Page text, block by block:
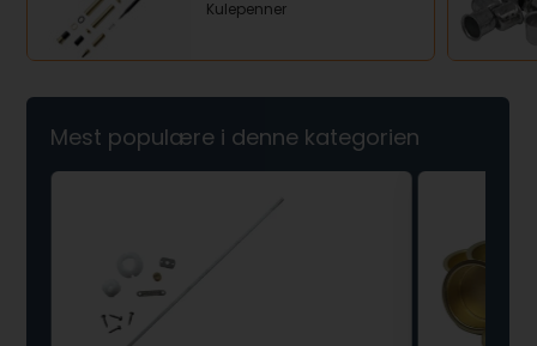
Kulepenner
Mest populære i denne kategorien